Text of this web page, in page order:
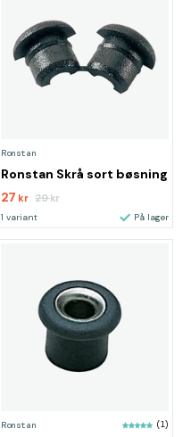
Ronstan
Ronstan Skrå sort bøsning
27 kr 29kr
1 variant På lager
Ronstan (1)